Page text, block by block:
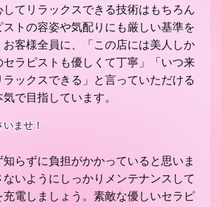
してリラックスできる技術はもちろん
トの容姿や気配りにも厳しい基準を
客様全員に、「この店には美人しか
セラピストも優しくて丁寧」「いつ来
ックスできる」と言っていただける
で目指しています。
ませ！
らずに負担がかかっていると思いま
いようにしっかりメンテナンスして
充電しましょう。素敵な優しいセラピ